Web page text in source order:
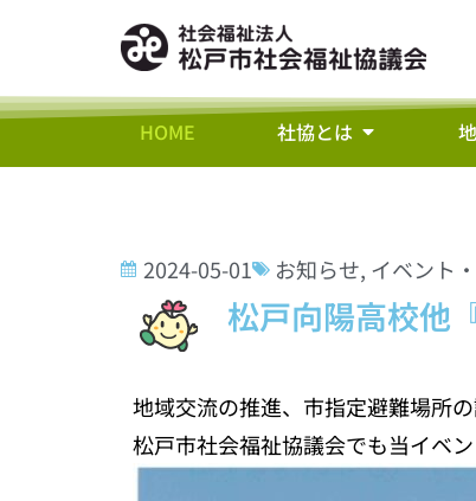
HOME 社協とは
2024-05-01 お知らせ, イベント
松戸向陽高校他
地域交流の推進、市指定避難場所の
松戸市社会福祉協議会でも当イベ